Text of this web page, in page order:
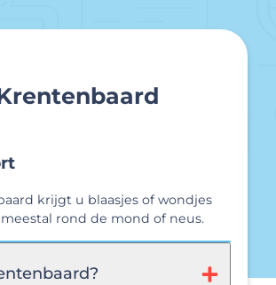
krijgt u blaasjes of wondjes
rond de mond of neus.